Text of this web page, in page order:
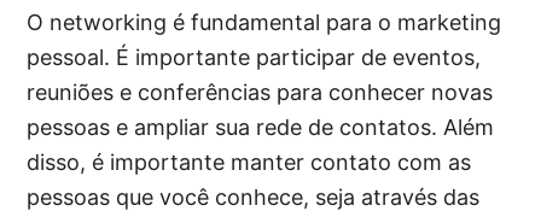
O networking é fundamental para o marketing
pessoal. É importante participar de eventos,
reuniões e conferências para conhecer novas
pessoas e ampliar sua rede de contatos. Além
disso, é importante manter contato com as
pessoas que você conhece, seja através das